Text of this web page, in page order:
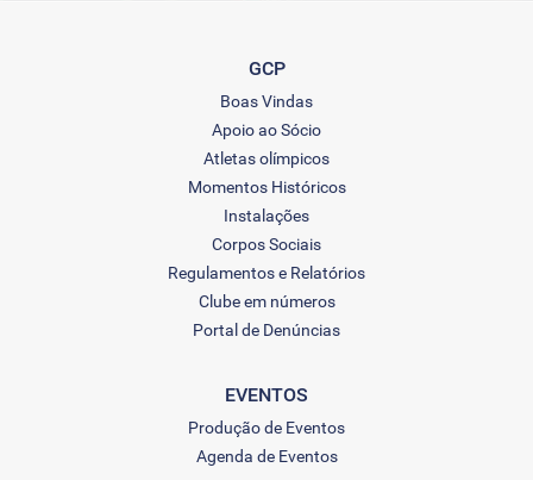
GCP
Boas Vindas
Apoio ao Sócio
Atletas olímpicos
Momentos Históricos
Instalações
Corpos Sociais
Regulamentos e Relatórios
Clube em números
Portal de Denúncias
EVENTOS
Produção de Eventos
Agenda de Eventos